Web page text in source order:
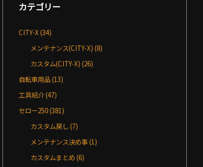
カテゴリー
CITY-X (34)
メンテナンス(CITY-X)(8)
カスタム(CITY-X)(26)
自転車用品(13)
工具紹介(47)
セロー250(381)
カスタム戻し(7)
メンテナンス決め事(1)
カスタムまとめ(6)